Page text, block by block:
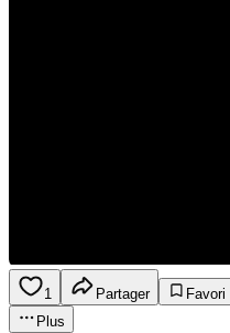
1 Partager
Favori
Plus